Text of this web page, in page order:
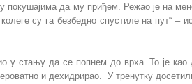
покушајима да му приђем. Режао је на
су га безбедно спустиле на пут“ –
у стању да се попнем до врха. То је
и дехидрирао. У тренутку